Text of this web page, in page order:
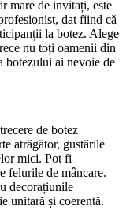
mare de invitați, este
dat fiind că
la botez. Alege
nu toți oamenii din
botezului ai nevoie de
de botez
atrăgător, gustările
mici. Pot fi
felurile de mâncare.
decorațiunile
unitară și coerentă.